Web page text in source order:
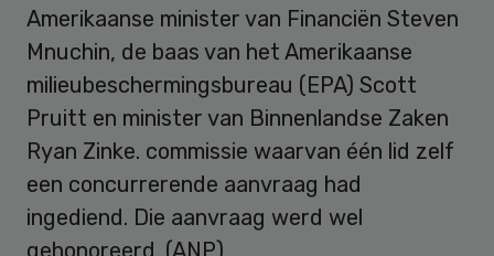
Amerikaanse minister van Financiën Steven
Mnuchin, de baas van het Amerikaanse
milieubeschermingsbureau (EPA) Scott
Pruitt en minister van Binnenlandse Zaken
Ryan Zinke. commissie waarvan één lid zelf
een concurrerende aanvraag had
ingediend. Die aanvraag werd wel
gehonoreerd. (ANP)